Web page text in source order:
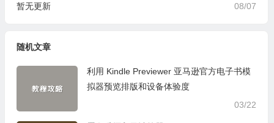
08/07
暂无更新
随机文章
利用 Kindle Previewer 亚马逊官方电子书模
拟器预览排版和设备体验度
03/22